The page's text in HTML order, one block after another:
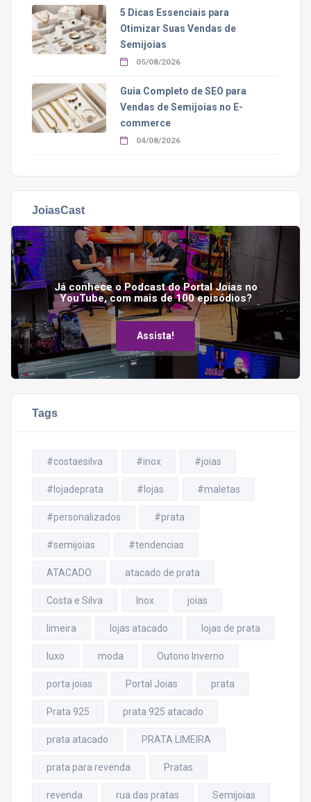
5 Dicas Essenciais para
Otimizar Suas Vendas de
Semijoias
05/08/2026
Guia Completo de SEO para
Vendas de Semijoias no E-
commerce
04/08/2026
JoiasCast
Já conhece o Podcast do Portal Joias no
YouTube, com mais de 100 episódios?
Assista!
Tags
#costaesilva #inox #joias
#lojadeprata #lojas #maletas
#personalizados #prata
#semijoias #tendencias
ATACADO atacado de prata
Costa e Silva Inox joias
limeira lojas atacado lojas de prata
luxo moda Outono Inverno
porta joias Portal Joias prata
Prata 925 prata 925 atacado
prata atacado PRATA LIMEIRA
prata para revenda Pratas
revenda rua das pratas Semijoias